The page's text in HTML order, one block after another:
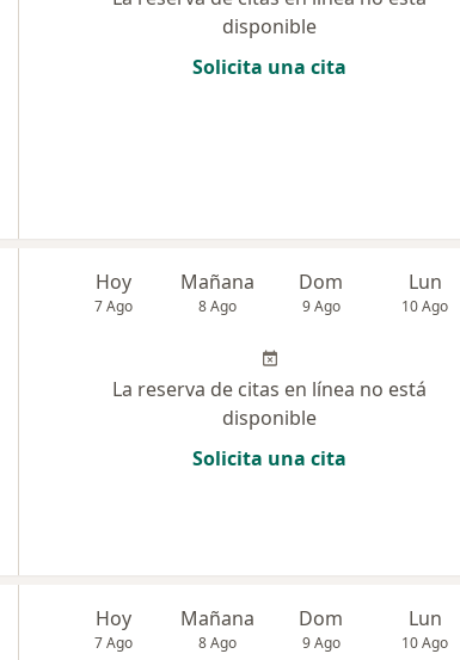
disponible
Solicita una cita
Hoy
7 Ago
Mañana
8 Ago
Dom
9 Ago
Lun
10 Ago
La reserva de citas en línea no está
disponible
Solicita una cita
Hoy
7 Ago
Mañana
8 Ago
Dom
9 Ago
Lun
10 Ago